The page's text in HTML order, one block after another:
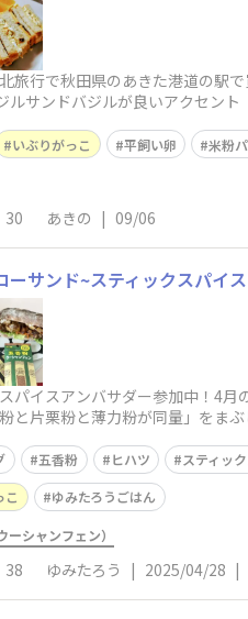
旅行で秋田県のあきた港道の駅
ルサンドバジルが良いアクセン
いぶりがっこ 平飼い卵 米粉
30 あきの | 09/06
ーサンド~スティックスパイ
パイスアンバサダー参加中！4
と片栗粉と薄力粉が同量」をま
五香粉 ヒハツ スティッ
こ
ゆみたろうごはん
ーシャンフェン）
38 ゆみたろう | 2025/04/28 |